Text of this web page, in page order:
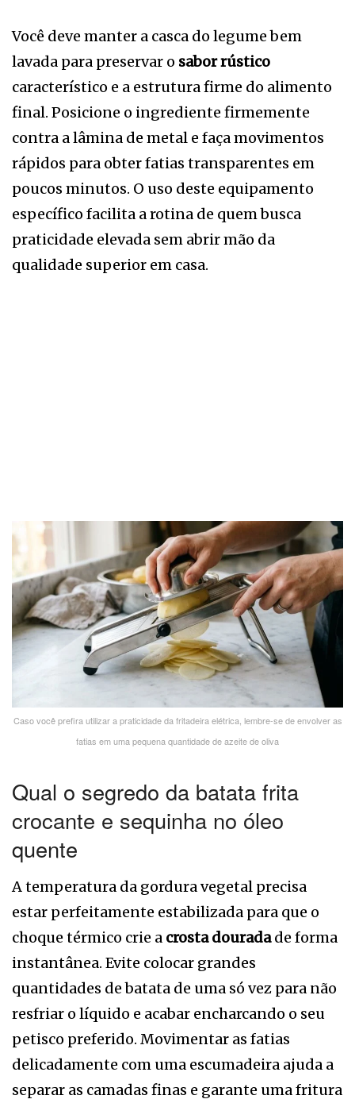
Você deve manter a casca do legume bem
lavada para preservar o sabor rústico
característico e a estrutura firme do alimento
final. Posicione o ingrediente firmemente
contra a lâmina de metal e faça movimentos
rápidos para obter fatias transparentes em
poucos minutos. O uso deste equipamento
específico facilita a rotina de quem busca
praticidade elevada sem abrir mão da
qualidade superior em casa.
Caso você prefira utilizar a praticidade da fritadeira elétrica, lembre-se de envolver as
fatias em uma pequena quantidade de azeite de oliva
Qual o segredo da batata frita
crocante e sequinha no óleo
quente
A temperatura da gordura vegetal precisa
estar perfeitamente estabilizada para que o
choque térmico crie a crosta douradade forma
instantânea. Evite colocar grandes
quantidades de batata de uma só vez para não
resfriar o líquido e acabar encharcando o seu
petisco preferido. Movimentar as fatias
delicadamente com uma escumadeira ajuda a
separar as camadas finas e garante uma fritura